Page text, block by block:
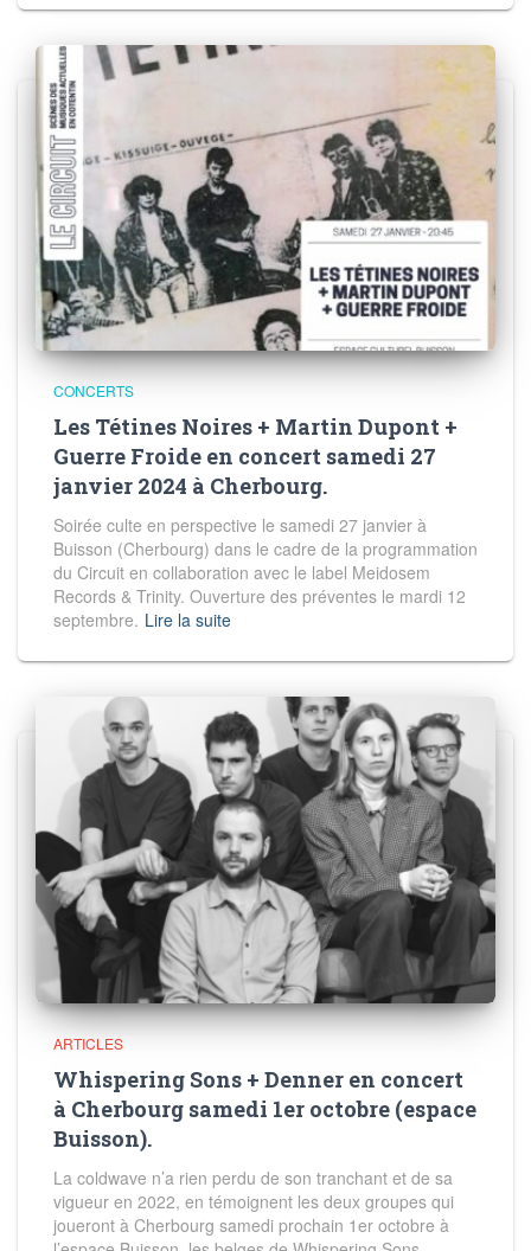
CONCERTS
Les Tétines Noires + Martin Dupont +
Guerre Froide en concert samedi 27
janvier 2024 à Cherbourg.
Soirée culte en perspective le samedi 27 janvier à
Buisson (Cherbourg) dans le cadre de la programmation
du Circuit en collaboration avec le label Meidosem
Records & Trinity. Ouverture des préventes le mardi 12
septembre. Lire la suite
ARTICLES
Whispering Sons + Denner en concert
à Cherbourg samedi 1er octobre (espace
Buisson).
La coldwave n’a rien perdu de son tranchant et de sa
vigueur en 2022, en témoignent les deux groupes qui
joueront à Cherbourg samedi prochain 1er octobre à